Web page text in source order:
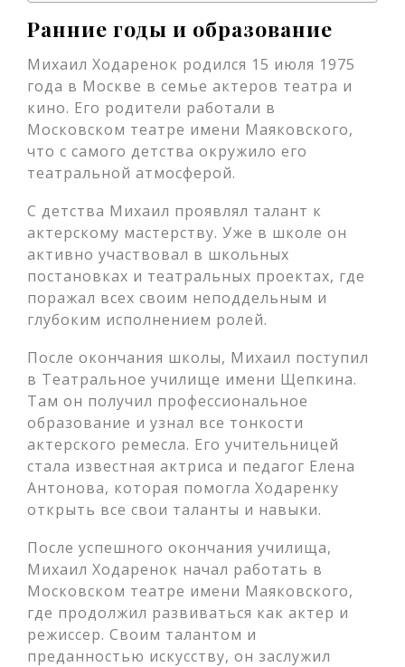
Ранние годы и образование
Михаил Ходаренок родился 15 июля 1975
года в Москве в семье актеров театра и
кино. Его родители работали в
Московском театре имени Маяковского,
что с самого детства окружило его
театральной атмосферой.
С детства Михаил проявлял талант к
актерскому мастерству. Уже в школе он
активно участвовал в школьных
постановках и театральных проектах, где
поражал всех своим неподдельным и
глубоким исполнением ролей.
После окончания школы, Михаил поступил
в Театральное училище имени Щепкина.
Там он получил профессиональное
образование и узнал все тонкости
актерского ремесла. Его учительницей
стала известная актриса и педагог Елена
Антонова, которая помогла Ходаренку
открыть все свои таланты и навыки.
После успешного окончания училища,
Михаил Ходаренок начал работать в
Московском театре имени Маяковского,
где продолжил развиваться как актер и
режиссер. Своим талантом и
преданностью искусству, он заслужил